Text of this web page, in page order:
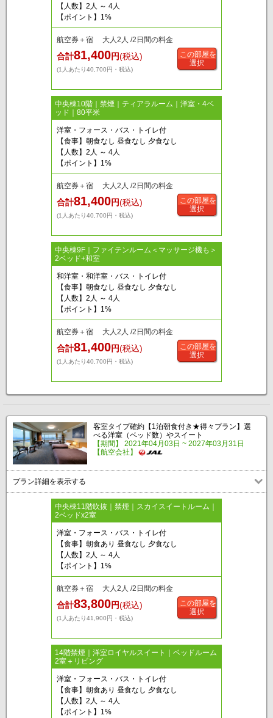
【人数】2人 ～ 4人
【ポイント】1%
航空券＋宿 大人2人 /2日間の料金
合計81,400円(税込)
(1人あたり40,700円・税込)
この部屋を
選択
中央棟10階｜禁煙｜ティアラルーム｜洋室・4ベ
ッド｜80平米
洋室・フォース・バス・トイレ付
【食事】朝食なし 昼食なし 夕食なし
【人数】2人 ～ 4人
【ポイント】1%
航空券＋宿 大人2人 /2日間の料金
合計81,400円(税込)
(1人あたり40,700円・税込)
この部屋を
選択
中央棟9F｜ファイテンルーム＜マッサージ機も＞
2ベッド+和室
和洋室・和洋室・バス・トイレ付
【食事】朝食なし 昼食なし 夕食なし
【人数】2人 ～ 4人
【ポイント】1%
航空券＋宿 大人2人 /2日間の料金
合計81,400円(税込)
(1人あたり40,700円・税込)
この部屋を
選択
客室タイプ確約【1泊朝食付き★得々プラン】選
べる洋室（ベッド数）やスイート
【期間】 2021年04月03日 ~ 2027年03月31日
【航空会社】
プラン詳細を表示する
中央棟11階吹抜｜禁煙｜スカイスイートルーム｜
2ベッドx2室
洋室・フォース・バス・トイレ付
【食事】朝食あり 昼食なし 夕食なし
【人数】2人 ～ 4人
【ポイント】1%
航空券＋宿 大人2人 /2日間の料金
合計83,800円(税込)
(1人あたり41,900円・税込)
この部屋を
選択
14階禁煙｜洋室ロイヤルスイート｜ベッドルーム
2室＋リビング
洋室・フォース・バス・トイレ付
【食事】朝食あり 昼食なし 夕食なし
【人数】2人 ～ 4人
【ポイント】1%